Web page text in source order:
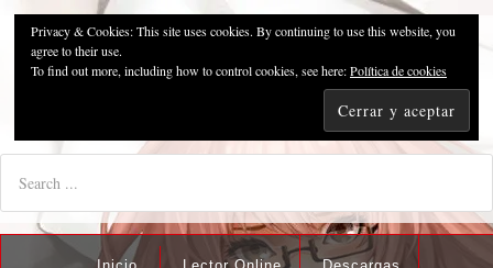
Pzykosis666HFansub
"I'm the best there is at what I do, but what I do best isn't very
Privacy & Cookies: This site uses cookies. By continuing to use this website, you
agree to their use.
To find out more, including how to control cookies, see here:Política de cookies